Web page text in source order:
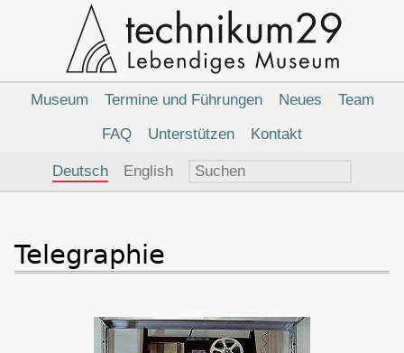
Telegraphie
Hauptnavigation
Museum Termine und Führungen Neues
Team
FAQ
Unterstützen Kontakt
Sprachauswahl
Deutsch English